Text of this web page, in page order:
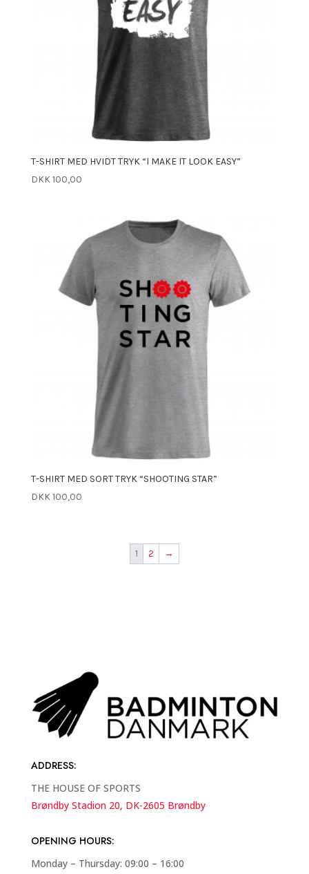
T-SHIRT MED HVIDT TRYK “I MAKE IT LOOK EASY”
DKK100,00
T-SHIRT MED SORT TRYK “SHOOTING STAR”
DKK100,00
1 2 →
ADDRESS:
THE HOUSE OF SPORTS
Brøndby Stadion 20, DK-2605 Brøndby
OPENING HOURS:
Monday – Thursday: 09:00 – 16:00